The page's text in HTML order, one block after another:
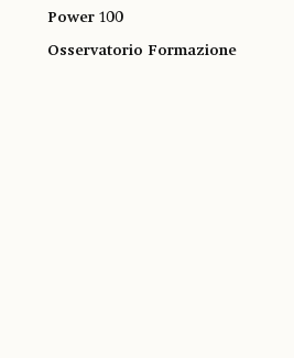
Power 100
Osservatorio Formazione